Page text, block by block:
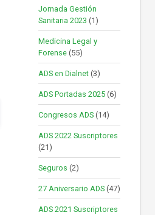
Jornada Gestión
Sanitaria 2023 (1)
Medicina Legal y
Forense (55)
ADS en Dialnet (3)
ADS Portadas 2025 (6)
Congresos ADS (14)
ADS 2022 Suscriptores
(21)
Seguros (2)
27 Aniversario ADS (47)
ADS 2021 Suscriptores